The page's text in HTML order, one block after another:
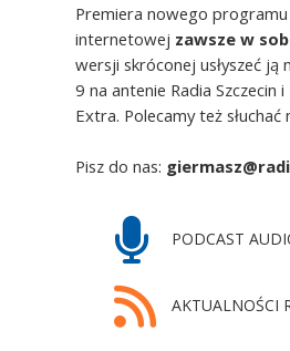
Premiera nowego
internetowej zawsze w
wersji skróconej usłyszeć ją
9 na antenie Radia Szczecin i
Extra. Polecamy też słuchać
Pisz do nas:
PODCAST
AKTUALNOŚCI